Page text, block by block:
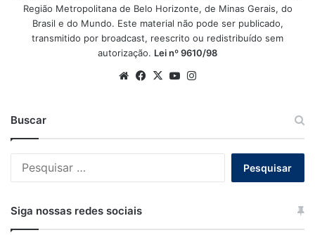
Região Metropolitana de Belo Horizonte, de Minas Gerais, do
Brasil e do Mundo. Este material não pode ser publicado,
transmitido por broadcast, reescrito ou redistribuído sem
autorização. Lei nº 9610/98
WebsiteFacebook
X YouTube
Buscar
Siga nossas redes sociais